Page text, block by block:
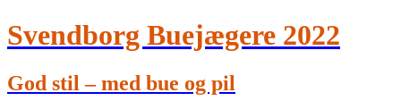
Svendborg Buejægere 2022
God stil – med bue og pil